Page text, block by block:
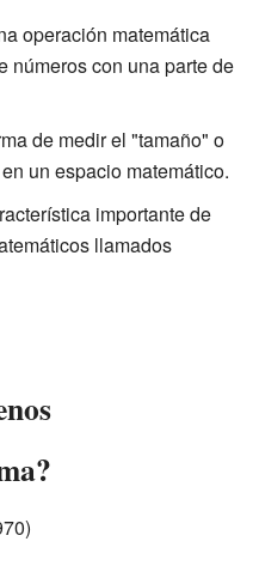
operación matemática
números con una parte de
de medir el "tamaño" o
un espacio matemático.
importante de
llamados